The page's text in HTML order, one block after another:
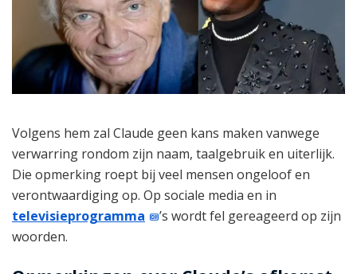
Volgens hem zal Claude geen kans maken vanwege
verwarring rondom zijn naam, taalgebruik en uiterlijk.
Die opmerking roept bij veel mensen ongeloof en
verontwaardiging op. Op sociale media en in
televisieprogramma
’s wordt fel gereageerd op zijn
woorden.